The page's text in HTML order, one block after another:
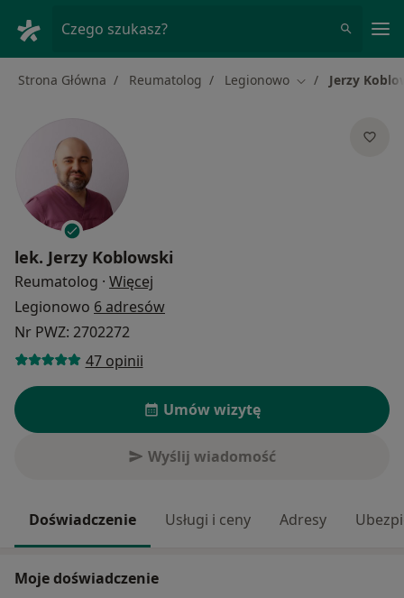
Czego szukasz?
Strona Główna Reumatolog Legionowo Zmień miasto
Jerzy
lek. Jerzy Koblowski
Reumatolog · Więcej
Legionowo 6 adresów
Nr PWZ: 2702272
47 opinii
Umów wizytę
Wyślij wiadomość
Doświadczenie Usługi i ceny Adresy
Moje doświadczenie